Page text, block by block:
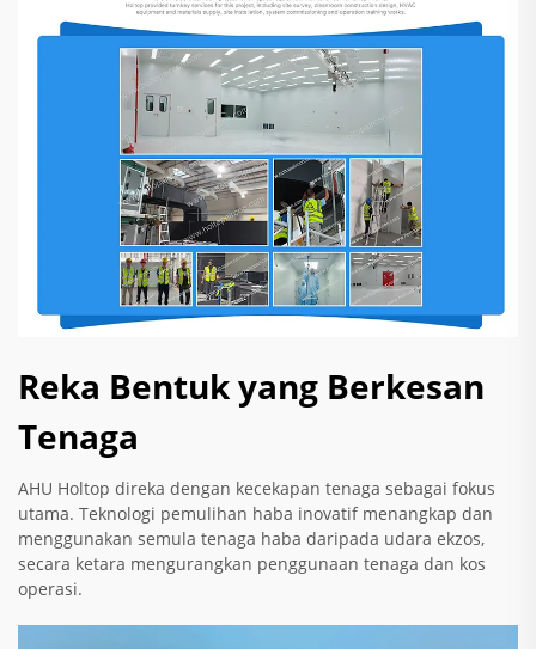
Reka Bentuk yang Berkesan
Tenaga
AHU Holtop direka dengan kecekapan tenaga sebagai fokus
utama. Teknologi pemulihan haba inovatif menangkap dan
menggunakan semula tenaga haba daripada udara ekzos,
secara ketara mengurangkan penggunaan tenaga dan kos
operasi.